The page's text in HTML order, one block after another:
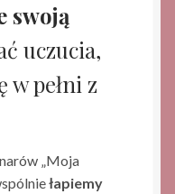
swoją
uczucia,
w pełni z
„Moja
łapiemy